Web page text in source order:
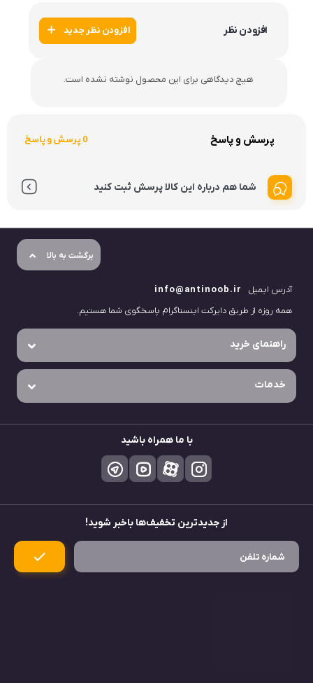
افزودن نظر افزودن نظر جدید
هیچ دیدگاهی برای این محصول نوشته نشده است.
پرسش و پاسخ 0 پرسش و پاسخ
شما هم درباره این کالا پرسش ثبت کنید
برگشت به بالا
آدرس ایمیل
info@antinoob.ir
همه روزه از طریق دایرکت اینستاگرام پاسخگوی شما هستیم.
راهنمای خرید
خدمات
با ما همراه باشید
از جدید‌ترین تخفیف‌ها باخبر شوید!